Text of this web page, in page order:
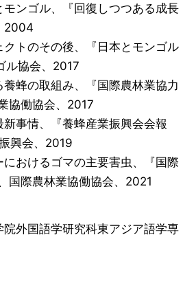
モンゴル、『回復しつつある成長
2004
クトのその後、『日本とモンゴル
ル協会、2017
養蜂の取組み、『国際農林業協力
協働協会、2017
新事情、『養蜂産業振興会会報
興会、2019
におけるゴマの主要害虫、『国際
国際農林業協働協会、2021
外国語学研究科東アジア語学専